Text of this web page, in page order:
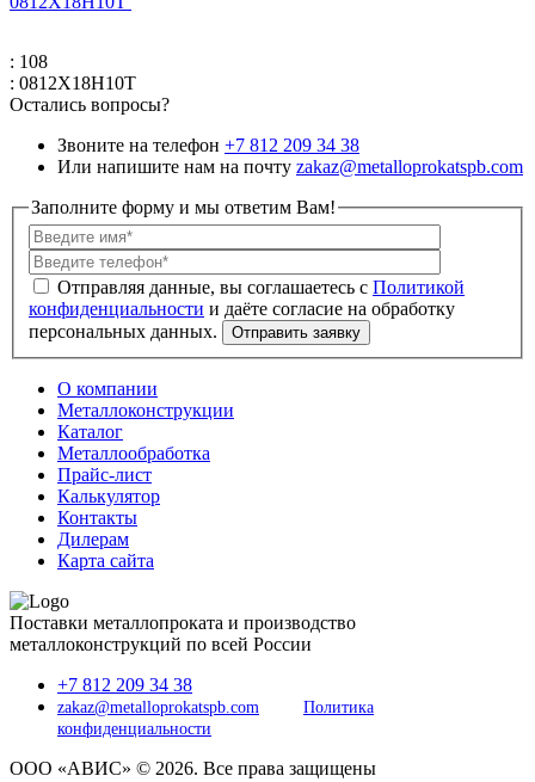
: 108
: 0812Х18Н10Т
Остались вопросы?
Звоните на телефон +7 812 209 34 38
Или напишите нам на почту zakaz@metalloprokatspb.com
Заполните форму и мы ответим Вам!
Политикой
конфиденциальности
О компании
Металлоконструкции
Каталог
Металлообработка
Прайс-лист
Калькулятор
Контакты
Дилерам
Карта сайта
Поставки металлопроката и производство
металлоконструкций по всей России
+7 812 209 34 38
zakaz@metalloprokatspb.com
Политика
конфиденциальности
ООО «АВИС» © 2026. Все права защищены